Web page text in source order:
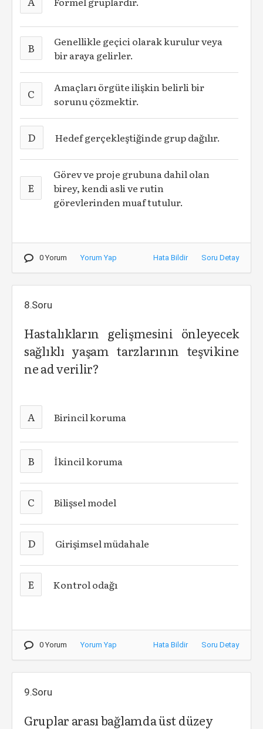
B
Genellikle geçici olarak kurulur veya
bir araya gelirler.
C
Amaçları örgüte ilişkin belirli bir
sorunu çözmektir.
D Hedef gerçekleştiğinde grup dağılır.
E
Görev ve proje grubuna dahil olan
birey, kendi asli ve rutin
görevlerinden muaf tutulur.
0 Yorum Yorum Yap Hata Bildir Soru Detay
8.Soru
Hastalıkların gelişmesini önleyecek
sağlıklı yaşam tarzlarının teşvikine
ne ad verilir?
A Birincil koruma
B İkincil koruma
C Bilişsel model
D Girişimsel müdahale
E Kontrol odağı
0 Yorum Yorum Yap Hata Bildir Soru Detay
9.Soru
Gruplar arası bağlamda üst düzey